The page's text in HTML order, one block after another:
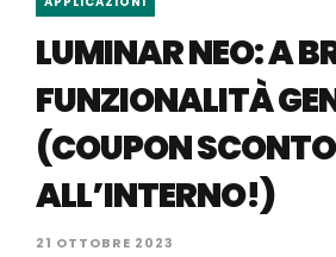
LUMINAR NEO: A
FUNZIONALITÀ
(COUPON SCONTO
ALL’INTERNO!)
21 OTTOBRE 2023